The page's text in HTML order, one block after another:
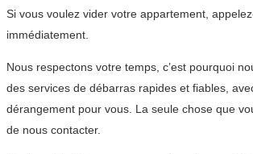
Si vous voulez vider votre appartement,
immédiatement.
Nous respectons votre temps, c’est pourquoi
des services de débarras rapides et fiables,
dérangement pour vous. La seule chose que
de nous contacter.